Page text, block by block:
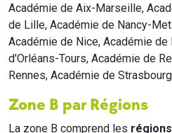
Académie de Aix-Marseille,
de Lille, Académie de Nancy-
Académie de Nice, Académie de
d'Orléans-Tours, Académie de
Rennes, Académie de
Zone B par Régions
La zone B comprend les régions